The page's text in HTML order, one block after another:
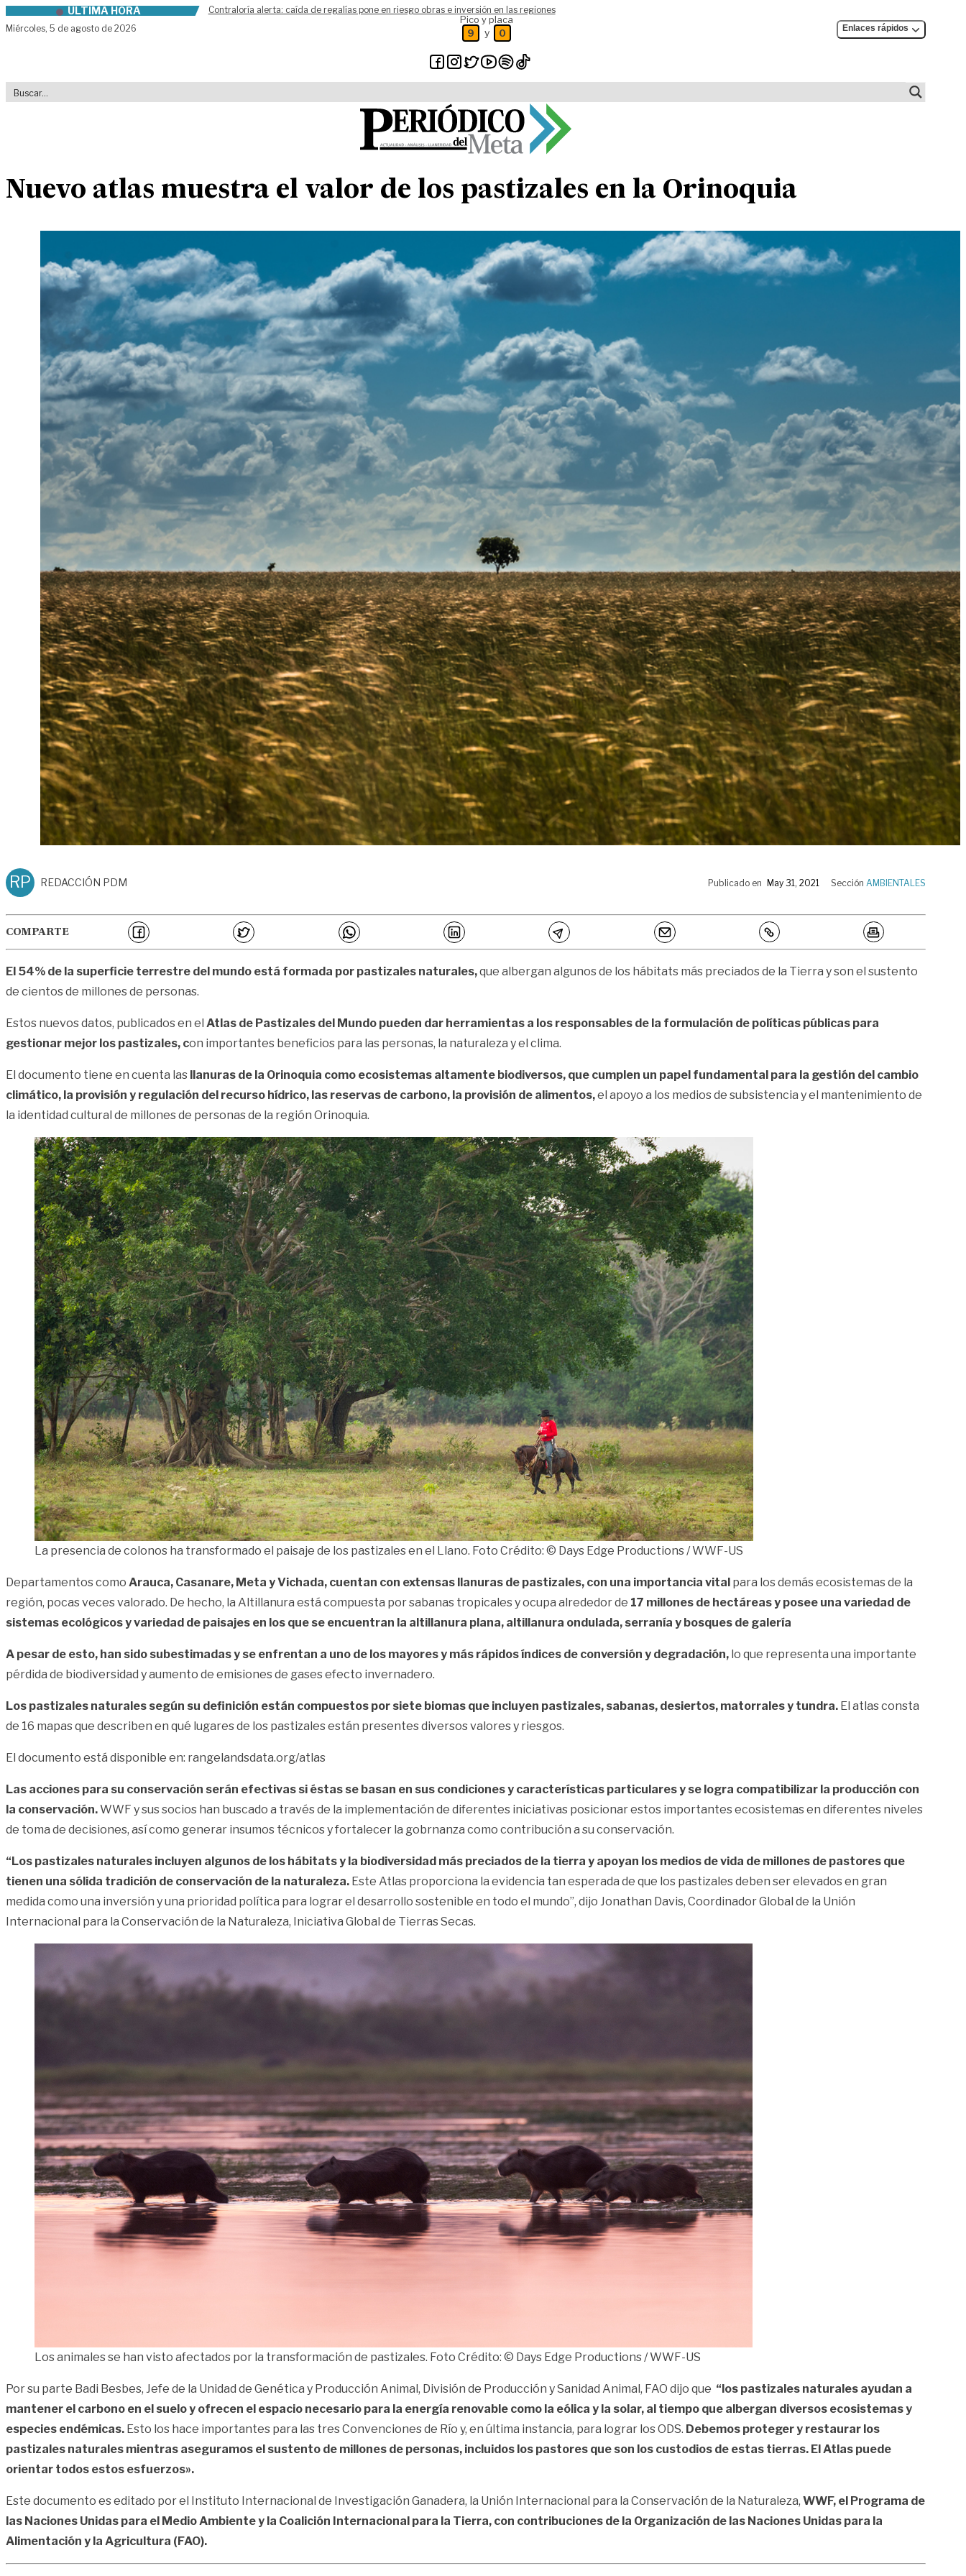
Skip to contentÚLTIMA HORA
Contraloría alerta: caída de regalías pone en riesgo obras e inversión en las regiones
Miércoles, 5 de agosto de 2026
Pico y placa
9 y 0 Enlaces rápidos
Nuevo atlas muestra el valor de los pastizales en la Orinoquia
RP REDACCIÓN PDM Publicado en May 31, 2021 Sección AMBIENTALES
COMPARTE
El 54% de la superficie terrestre del mundo está formada por pastizales naturales,que albergan algunos de los hábitats más preciados de la Tierra y son el sustento
de cientos de millones de personas.
Estos nuevos datos, publicados en el Atlas de Pastizales del Mundo pueden dar herramientas a los responsables de la formulación de políticas públicas para
gestionar mejor los pastizales, con importantes beneficios para las personas, la naturaleza y el clima.
El documento tiene en cuenta las llanuras de la Orinoquia como ecosistemas altamente biodiversos, que cumplen un papel fundamental para la gestión del cambio
climático, la provisión y regulación del recurso hídrico, las reservas de carbono, la provisión de alimentos,el apoyo a los medios de subsistencia y el mantenimiento de
la identidad cultural de millones de personas de la región Orinoquia.
La presencia de colonos ha transformado el paisaje de los pastizales en el Llano. Foto Crédito: © Days Edge Productions / WWF-US
Departamentos como Arauca, Casanare, Meta y Vichada, cuentan con extensas llanuras de pastizales, con una importancia vital para los demás ecosistemas de la
región, pocas veces valorado. De hecho, la Altillanura está compuesta por sabanas tropicales y ocupa alrededor de 17 millones de hectáreas y posee una variedad de
sistemas ecológicos y variedad de paisajes en los que se encuentran la altillanura plana, altillanura ondulada, serranía y bosques de galería
A pesar de esto, han sido subestimadas y se enfrentan a uno de los mayores y más rápidosíndices de conversión y degradación, lo que representa una importante
pérdida de biodiversidad y aumento de emisiones de gases efecto invernadero.
Los pastizales naturales según su definición están compuestos por siete biomas que incluyen pastizales, sabanas, desiertos, matorrales y tundra. El atlas consta
de 16 mapas que describen en qué lugares de los pastizales están presentes diversos valores y riesgos.
El documento está disponible en: rangelandsdata.org/atlas
Las acciones para su conservación serán efectivas si éstas se basan en sus condiciones y características particulares y se logra compatibilizar la producción con
la conservación.WWF y sus socios han buscado a través de la implementación de diferentes iniciativas posicionar estos importantes ecosistemas en diferentes niveles
de toma de decisiones, así como generar insumos técnicos y fortalecer la gobrnanza como contribución a su conservación.
“Los pastizales naturales incluyen algunos de los hábitats y la biodiversidad más preciados de la tierra y apoyan los medios de vida de millones de pastores que
tienen una sólida tradición de conservación de la naturaleza. Este Atlas proporciona la evidencia tan esperada de que los pastizales deben ser elevados en gran
medida como una inversión y una prioridad política para lograr el desarrollo sostenible en todo el mundo”, dijo Jonathan Davis, Coordinador Global de la Unión
Internacional para la Conservación de la Naturaleza, Iniciativa Global de Tierras Secas.
Los animales se han visto afectados por la transformación de pastizales. Foto Crédito: © Days Edge Productions / WWF-US
Por su parte Badi Besbes, Jefe de la Unidad de Genética y Producción Animal, División de Producción y Sanidad Animal, FAO dijo que “los pastizales naturales ayudan a
mantener el carbono en el suelo y ofrecen el espacio necesario para la energía renovable como la eólica y la solar, al tiempo que albergan diversos ecosistemas y
especies endémicas. Esto los hace importantes para las tres Convenciones de Río y, en última instancia, para lograr los ODS. Debemos proteger y restaurar los
pastizales naturales mientras aseguramos el sustento de millones de personas, incluidos los pastores que son los custodios de estas tierras. El Atlas puede
orientar todos estos esfuerzos».
Este documento es editado por el Instituto Internacional de Investigación Ganadera, la Unión Internacional para la Conservación de la Naturaleza, WWF, el Programa de
las Naciones Unidas para el Medio Ambiente y la Coalición Internacional para la Tierra, con contribuciones de la Organización de las Naciones Unidas para la
Alimentación y la Agricultura (FAO).